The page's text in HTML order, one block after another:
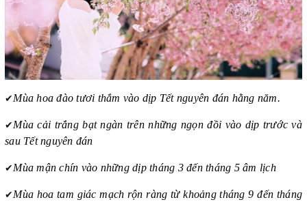
✔Mùa hoa đào tươi thắm vào dịp Tết nguyên đán hằng năm.
✔Mùa cải trắng bạt ngàn trên những ngọn đồi vào dịp trước và
sau Tết nguyên đán
✔Mùa mận chín vào những dịp tháng 3 đến tháng 5 âm lịch
✔Mùa hoa tam giác mạch rộn ràng từ khoảng tháng 9 đến tháng